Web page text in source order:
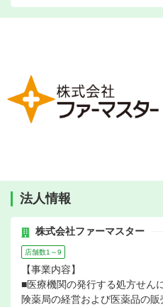
法人情報
株式会社ファーマスター
店舗数1～9
【事業内容】
■医療機関の発行する処方せん
険薬局の経営および医薬品の